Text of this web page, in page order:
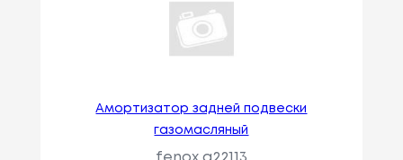
Амортизатор задней подвески
газомасляный